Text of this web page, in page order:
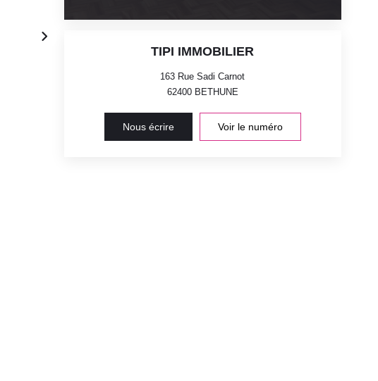
TIPI IMMOBILIER
163 Rue Sadi Carnot
62400 BETHUNE
Nous écrire Voir le numéro